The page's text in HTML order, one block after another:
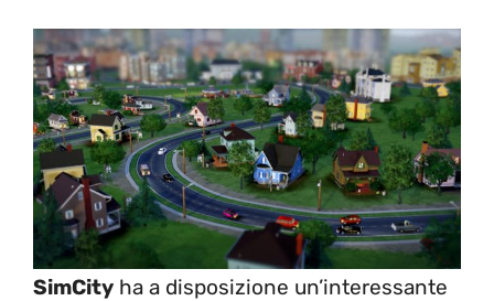
SimCity ha a disposizione un’interessante